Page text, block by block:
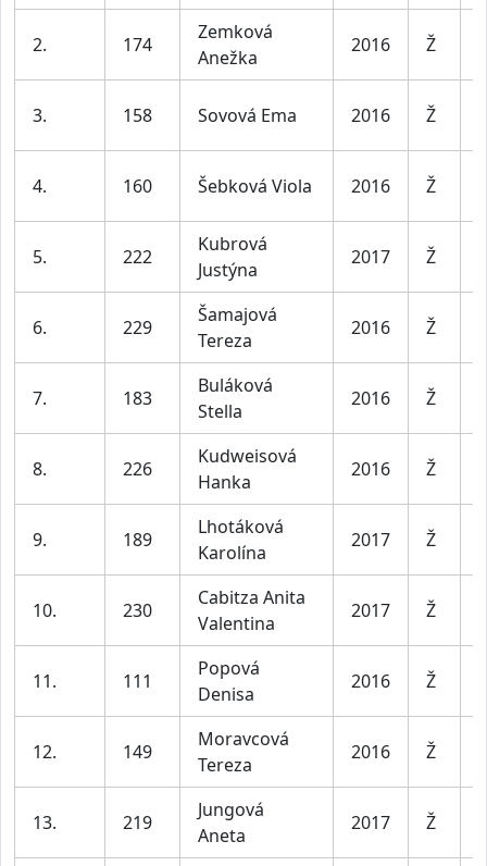
2. 174
Zemková
Anežka
2016 Ž
3. 158 Sovová Ema 2016 Ž
4. 160 Šebková Viola 2016 Ž
5. 222
Kubrová
Justýna
2017 Ž
6. 229
Šamajová
Tereza
2016 Ž
7. 183
Buláková
Stella
2016 Ž
8. 226
Kudweisová
Hanka
2016 Ž
9. 189
Lhotáková
Karolína
2017 Ž
10. 230
Cabitza Anita
Valentina
2017 Ž
11. 111
Popová
Denisa
2016 Ž
12. 149
Moravcová
Tereza
2016 Ž
13. 219
Jungová
Aneta
2017 Ž